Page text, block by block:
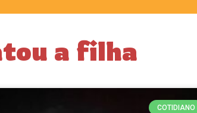
a filha
COTIDIANO